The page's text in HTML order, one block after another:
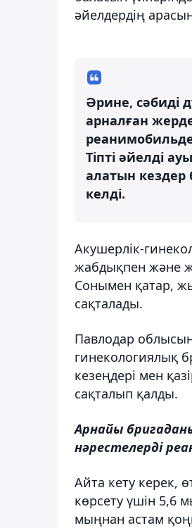
әйелдердің
Әрине, сәбиді
арналған
Тіпті әйелді
алатын кездер
келді.
Акушерлік-
жабдықпен және
Сонымен қатар,
сақталады.
Павлодар
гинекологиялық
кезеңдері мен
сақталып қалды.
Арнайы
нәрестелерді
Айта кету керек,
көрсету үшін 5,6
мыңнан астам